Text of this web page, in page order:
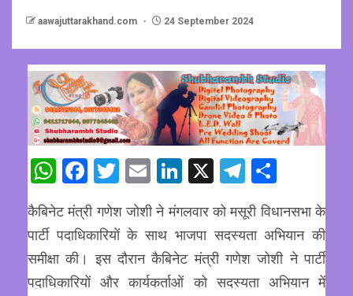
aawajuttarakhand.com 24 September 2024
WhatsApp
Facebook
Twitter
EmailLinkedIn
X Telegram
कैबिनेट मंत्री गणेश जोशी ने मंगलवार को मसूरी विधानसभा के
पार्टी पदाधिकारियों के साथ भाजपा सदस्यता अभियान की
समीक्षा की। इस दौरान कैबिनेट मंत्री गणेश जोशी ने पार्टी
पदाधिकारियों और कार्यकर्ताओं को सदस्यता अभियान में